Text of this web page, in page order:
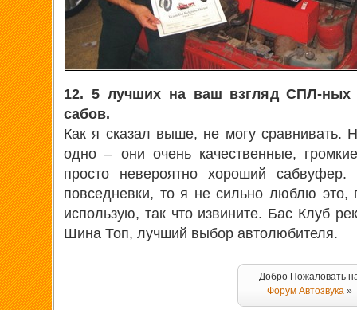
12. 5 лучших на ваш взгляд СПЛ-
сабов.
Как я сказал выше, не могу сравнивать.
одно – они очень качественные,
просто невероятно хороший
повседневки, то я не сильно люблю это,
использую, так что извините. Бас Клуб
Шина Топ, лучший выбор автолюбителя.
Добро Пожаловать
Форум Автозвука»